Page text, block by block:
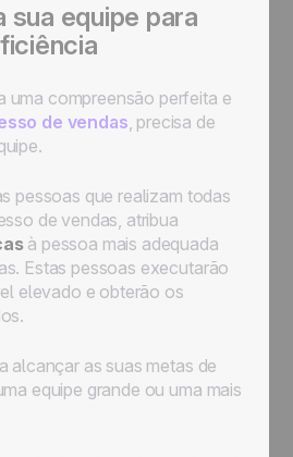
sua equipe para
uma compreensão perfeita e
de vendas, precisa de
pessoas que realizam todas
de vendas, atribua
à pessoa mais adequada
Estas pessoas executarão
elevado e obterão os
alcançar as suas metas de
equipe grande ou uma mais